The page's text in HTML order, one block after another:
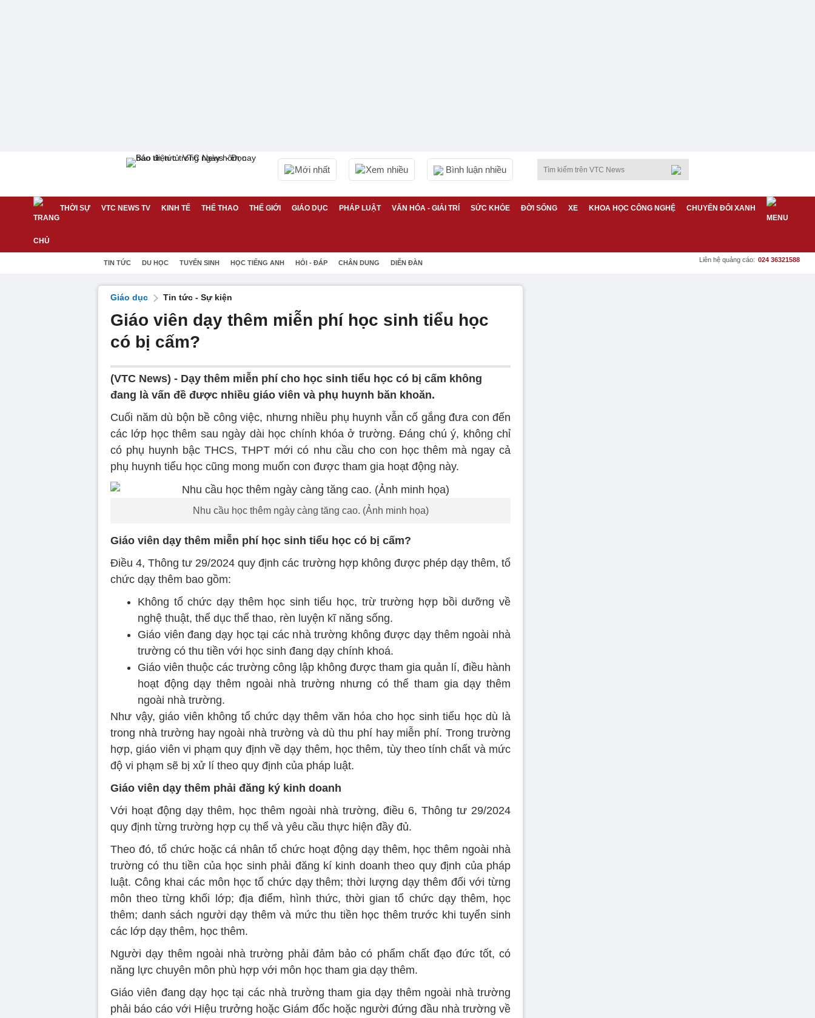
Mới nhất Xem nhiều Bình luận nhiều
THỜI SỰ VTC NEWS TV KINH TẾ THỂ THAO THẾ GIỚI GIÁO DỤC PHÁP LUẬT VĂN HÓA - GIẢI TRÍ SỨC KHỎE ĐỜI SỐNG XE KHOA HỌC CÔNG NGHỆ CHUYỂN ĐỔI XANH
TIN TỨC DU HỌC TUYỂN SINH HỌC TIẾNG ANH HỎI - ĐÁP CHÂN DUNG DIỄN ĐÀN Liên hệ quảng cáo: 024 36321588
Giáo dục Tin tức - Sự kiện
Giáo viên dạy thêm miễn phí học sinh tiểu học
có bị cấm?
(VTC News) - Dạy thêm miễn phí cho học sinh tiểu học có bị cấm không
đang là vấn đề được nhiều giáo viên và phụ huynh băn khoăn.
Cuối năm dù bộn bề công việc, nhưng nhiều phụ huynh vẫn cố gắng đưa con đến
các lớp học thêm sau ngày dài học chính khóa ở trường. Đáng chú ý, không chỉ
có phụ huynh bậc THCS, THPT mới có nhu cầu cho con học thêm mà ngay cả
phụ huynh tiểu học cũng mong muốn con được tham gia hoạt động này.
Nhu cầu học thêm ngày càng tăng cao. (Ảnh minh họa)
Giáo viên dạy thêm miễn phí học sinh tiểu học có bị cấm?
Điều 4, Thông tư 29/2024 quy định các trường hợp không được phép dạy thêm, tổ
chức dạy thêm bao gồm:
Không tổ chức dạy thêm học sinh tiểu học, trừ trường hợp bồi dưỡng về
nghệ thuật, thể dục thể thao, rèn luyện kĩ năng sống.
Giáo viên đang dạy học tại các nhà trường không được dạy thêm ngoài nhà
trường có thu tiền với học sinh đang dạy chính khoá.
Giáo viên thuộc các trường công lập không được tham gia quản lí, điều hành
hoạt động dạy thêm ngoài nhà trường nhưng có thể tham gia dạy thêm
ngoài nhà trường.
Như vậy, giáo viên không tổ chức dạy thêm văn hóa cho học sinh tiểu học dù là
trong nhà trường hay ngoài nhà trường và dù thu phí hay miễn phí. Trong trường
hợp, giáo viên vi phạm quy định về dạy thêm, học thêm, tùy theo tính chất và mức
độ vi phạm sẽ bị xử lí theo quy định của pháp luật.
Giáo viên dạy thêm phải đăng ký kinh doanh
Với hoạt động dạy thêm, học thêm ngoài nhà trường, điều 6, Thông tư 29/2024
quy định từng trường hợp cụ thể và yêu cầu thực hiện đầy đủ.
Theo đó, tổ chức hoặc cá nhân tổ chức hoạt động dạy thêm, học thêm ngoài nhà
trường có thu tiền của học sinh phải đăng kí kinh doanh theo quy định của pháp
luật. Công khai các môn học tổ chức dạy thêm; thời lượng dạy thêm đối với từng
môn theo từng khối lớp; địa điểm, hình thức, thời gian tổ chức dạy thêm, học
thêm; danh sách người dạy thêm và mức thu tiền học thêm trước khi tuyển sinh
các lớp dạy thêm, học thêm.
Người dạy thêm ngoài nhà trường phải đảm bảo có phẩm chất đạo đức tốt, có
năng lực chuyên môn phù hợp với môn học tham gia dạy thêm.
Giáo viên đang dạy học tại các nhà trường tham gia dạy thêm ngoài nhà trường
phải báo cáo với Hiệu trưởng hoặc Giám đốc hoặc người đứng đầu nhà trường về